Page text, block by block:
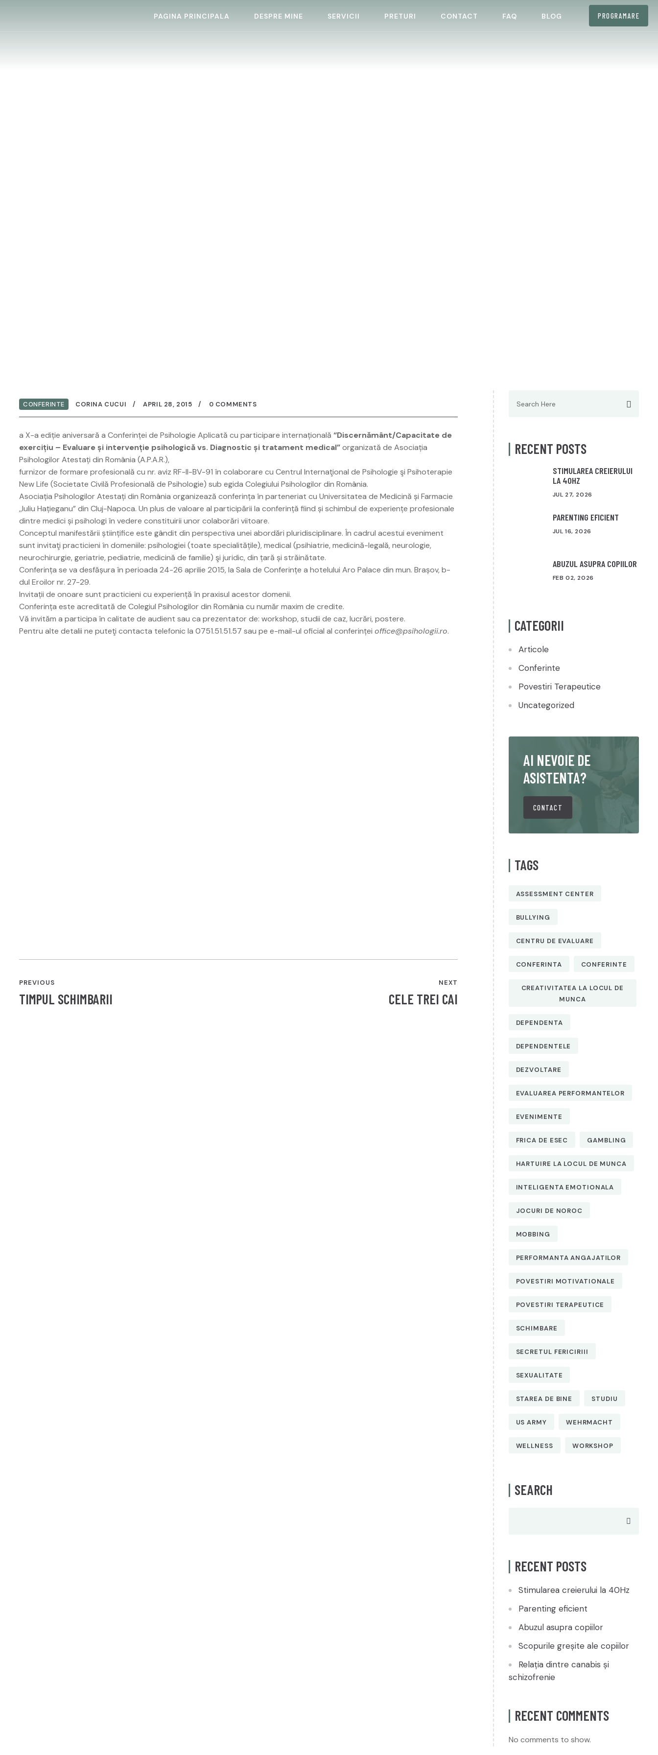
PAGINA PRINCIPALA DESPRE MINE SERVICII PRETURI CONTACT FAQ BLOG PROGRAMARE
CONFERINTE CORINA CUCUI APRIL 28, 2015 0 COMMENTS
a X-a ediție aniversară a Conferinței de Psihologie Aplicată cu participare internațională “Discernământ/Capacitate de
exercițiu – Evaluare și intervenție psihologică vs. Diagnostic și tratament medical”organizată de Asociația
Psihologilor Atestați din România (A.P.A.R.),
furnizor de formare profesională cu nr. aviz RF-II-BV-91 în colaborare cu Centrul Internaţional de Psihologie şi Psihoterapie
New Life (Societate Civilă Profesională de Psihologie) sub egida Colegiului Psihologilor din România.
Asociația Psihologilor Atestați din România organizează conferința în parteneriat cu Universitatea de Medicină și Farmacie
,,Iuliu Hațieganu” din Cluj-Napoca. Un plus de valoare al participării la conferință fiind și schimbul de experiențe profesionale
dintre medici și psihologi în vedere constituirii unor colaborări viitoare.
Conceptul manifestării științifice este gândit din perspectiva unei abordări pluridisciplinare. În cadrul acestui eveniment
sunt invitaţi practicieni în domeniile: psihologiei (toate specialitățile), medical (psihiatrie, medicină-legală, neurologie,
neurochirurgie, geriatrie, pediatrie, medicină de familie) şi juridic, din țară și străinătate.
Conferința se va desfășura în perioada 24-26 aprilie 2015, la Sala de Conferințe a hotelului Aro Palace din mun. Brașov, b-
dul Eroilor nr. 27-29.
Invitații de onoare sunt practicieni cu experiență în praxisul acestor domenii.
Conferința este acreditată de Colegiul Psihologilor din România cu număr maxim de credite.
Vă invităm a participa în calitate de audient sau ca prezentator de: workshop, studii de caz, lucrări, postere.
Pentru alte detalii ne puteţi contacta telefonic la 0751.51.51.57 sau pe e-mail-ul oficial al conferinței office@psihologii.ro.
POST
NAVIGATION
PREVIOUS
TIMPUL SCHIMBARII
NEXT
CELE TREI CAI
for:
RECENT POSTS
STIMULAREA CREIERULUI
LA 40HZ
JUL 27, 2026
PARENTING EFICIENT
JUL 16, 2026
ABUZUL ASUPRA COPIILOR
FEB 02, 2026
CATEGORII
Articole
Conferinte
Povestiri Terapeutice
Uncategorized
AI NEVOIE DE
ASISTENTA?
CONTACT
TAGS
ASSESSMENT CENTER
BULLYING
CENTRU DE EVALUARE
CONFERINTA CONFERINTE
CREATIVITATEA LA LOCUL DE
MUNCA
DEPENDENTA
DEPENDENTELE
DEZVOLTARE
EVALUAREA PERFORMANTELOR
EVENIMENTE
FRICA DE ESEC GAMBLING
HARTUIRE LA LOCUL DE MUNCA
INTELIGENTA EMOTIONALA
JOCURI DE NOROC
MOBBING
PERFORMANTA ANGAJATILOR
POVESTIRI MOTIVATIONALE
POVESTIRI TERAPEUTICE
SCHIMBARE
SECRETUL FERICIRIII
SEXUALITATE
STAREA DE BINE STUDIU
US ARMY WEHRMACHT
WELLNESS WORKSHOP
SEARCH
RECENT POSTS
Stimularea creierului la 40Hz
Parenting eficient
Abuzul asupra copiilor
Scopurile greșite ale copiilor
Relația dintre canabis și
schizofrenie
RECENT COMMENTS
No comments to show.